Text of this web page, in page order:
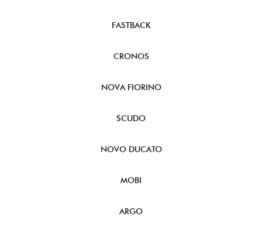
FASTBACK
CRONOS
NOVA FIORINO
SCUDO
NOVO DUCATO
MOBI
ARGO